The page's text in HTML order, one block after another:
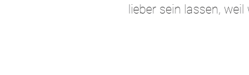
lieber sein lassen,